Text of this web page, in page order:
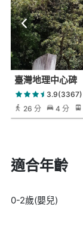
臺灣地理中心碑
3.9(3367)
26 分
4 分
適合年齡
0-2歲(嬰兒)